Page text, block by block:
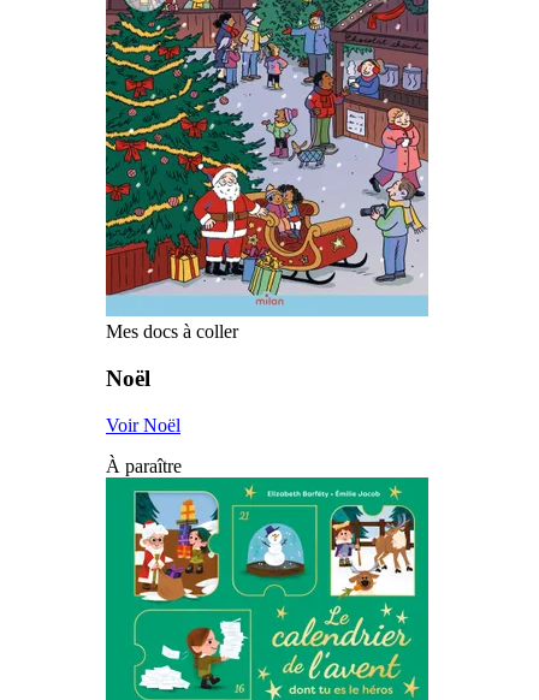
Mes docs à coller
Noël
Voir Noël
À paraître